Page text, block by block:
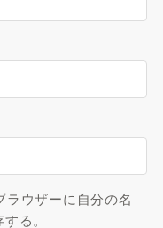
ラウザーに自分の名
る。